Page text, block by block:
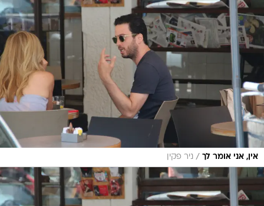
אין, אני אומר לך / ניר פקין